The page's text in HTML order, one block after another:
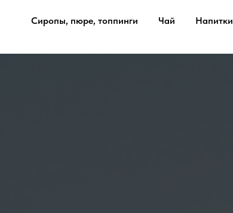
Сиропы, пюре, топпинги Чай Напитки